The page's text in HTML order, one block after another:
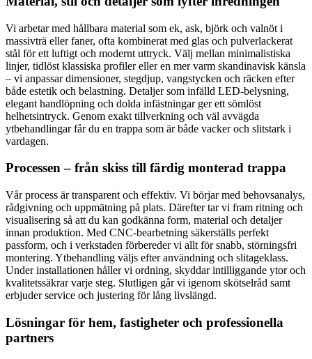
Vi arbetar med hållbara material som ek, ask, björk och valnöt i
massivträ eller faner, ofta kombinerat med glas och pulverlackerat
stål för ett luftigt och modernt uttryck. Välj mellan minimalistiska
linjer, tidlöst klassiska profiler eller en mer varm skandinavisk känsla
– vi anpassar dimensioner, stegdjup, vangstycken och räcken efter
både estetik och belastning. Detaljer som infälld LED-belysning,
elegant handlöpning och dolda infästningar ger ett sömlöst
helhetsintryck. Genom exakt tillverkning och väl avvägda
ytbehandlingar får du en trappa som är både vacker och slitstark i
vardagen.
Processen – från skiss till färdig monterad trappa
Vår process är transparent och effektiv. Vi börjar med behovsanalys,
rådgivning och uppmätning på plats. Därefter tar vi fram ritning och
visualisering så att du kan godkänna form, material och detaljer
innan produktion. Med CNC-bearbetning säkerställs perfekt
passform, och i verkstaden förbereder vi allt för snabb, störningsfri
montering. Ytbehandling väljs efter användning och slitageklass.
Under installationen håller vi ordning, skyddar intilliggande ytor och
kvalitetssäkrar varje steg. Slutligen går vi igenom skötselråd samt
erbjuder service och justering för lång livslängd.
Lösningar för hem, fastigheter och professionella
partners